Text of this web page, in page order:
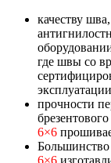
качеству
где швы со
прочности
6×6
Большинство
6×6